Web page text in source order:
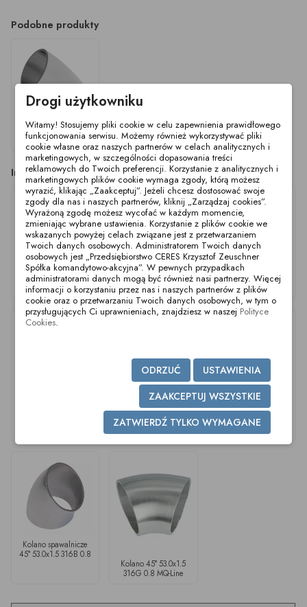
Podobne produkty
Kolano spawalnicze
45° 85.0x2.0 304B 0.8
Inne produkty z tej kategorii
Kolano spawalnicze
45° 23.0x1.5 316B 0.8
Kolano spawalnicze
45° 19.0x1.5 316B 0.8
Kolano spawalnicze
45° 29.0x1.5 316B 0.8
Kolano spawalnicze
45° 41.0x1.5 316B 0.8
Kolano 45° 41.0x1.5
316G 0.8 MQ-Line
Kolano spawalnicze
45° 53.0x1.5 316B 0.8
Kolano 45° 53.0x1.5
316G 0.8 MQ-Line
Drogi użytkowniku
Witamy! Stosujemy pliki cookie w celu zapewnienia prawidłowego
funkcjonowania serwisu. Możemy również wykorzystywać pliki
cookie własne oraz naszych partnerów w celach analitycznych i
marketingowych, w szczególności dopasowania treści
reklamowych do Twoich preferencji. Korzystanie z analitycznych i
marketingowych plików cookie wymaga zgody, którą możesz
wyrazić, klikając „Zaakceptuj”. Jeżeli chcesz dostosować swoje
zgody dla nas i naszych partnerów, kliknij „Zarządzaj cookies”.
Wyrażoną zgodę możesz wycofać w każdym momencie,
zmieniając wybrane ustawienia. Korzystanie z plików cookie we
wskazanych powyżej celach związane jest z przetwarzaniem
Twoich danych osobowych. Administratorem Twoich danych
osobowych jest „Przedsiębiorstwo CERES Krzysztof Zeuschner
Spółka komandytowo-akcyjna”. W pewnych przypadkach
administratorami danych mogą być również nasi partnerzy. Więcej
informacji o korzystaniu przez nas i naszych partnerów z plików
cookie oraz o przetwarzaniu Twoich danych osobowych, w tym o
przysługujących Ci uprawnieniach, znajdziesz w naszej Polityce
Cookies.
USTAWIENIA
ODRZUĆ
ZAAKCEPTUJ WSZYSTKIE
ZATWIERDŹ TYLKO WYMAGANE